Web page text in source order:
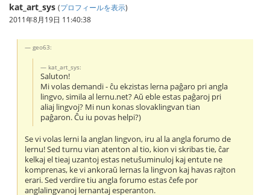
kat_art_sys (プロフィールを表示)
2011年8月19日 11:40:38
geo63:
kat_art_sys:
Saluton!
Mi volas demandi - ĉu ekzistas lerna paĝaro pri angla
lingvo, simila al lernu.net? Aŭ eble estas paĝaroj pri
aliaj lingvoj? Mi nun konas slovaklingvan tian
paĝaron. Ĉu iu povas helpi?)
Se vi volas lerni la anglan lingvon, iru al la angla forumo de
lernu! Sed turnu vian atenton al tio, kion vi skribas tie, ĉar
kelkaj el tieaj uzantoj estas netuŝuminuloj kaj entute ne
komprenas, ke vi ankoraŭ lernas la lingvon kaj havas rajton
erari. Sed verdire tiu angla forumo estas ĉefe por
anglalingvanoj lernantaj esperanton.